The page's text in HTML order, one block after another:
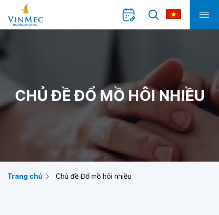
CHỦ ĐỀ ĐỔ MỒ HÔI NHIỀU
Trang chủ Chủ đề Đổ mồ hôi nhiều